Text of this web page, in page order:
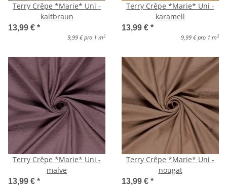
Terry Crêpe *Marie* Uni -
kaltbraun
13,99 € *
9,99 € pro 1 m 2
Terry Crêpe *Marie* Uni -
karamell
13,99 € *
9,99 € pro 1 m 2
Terry Crêpe *Marie* Uni -
malve
13,99 € *
Terry Crêpe *Marie* Uni -
nougat
13,99 € *